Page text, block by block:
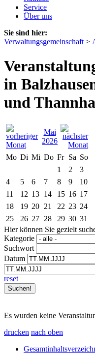
Service
Über uns
Sie sind hier:
Verwaltungsgemeinschaft >
in
und
Mai
2026
Mo Di Mi Do Fr Sa So
1
2
3
4
5 6 7 8 9
10
11
12 13 14 15 16 17
18
19 20 21 22 23 24
25
26 27 28 29 30 31
Hier können Sie gezielt
Kategorie
Suchwort
Datum
reset
Es wurden keine
drucken nach oben